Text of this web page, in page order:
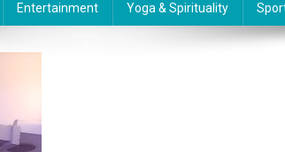
Entertainment Yoga & Spirituality